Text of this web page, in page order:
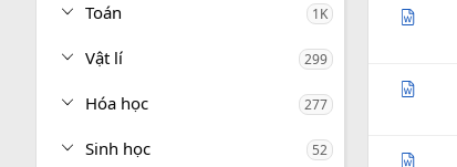
Toán 1K
Vật lí 299
Hóa học 277
Sinh học 52